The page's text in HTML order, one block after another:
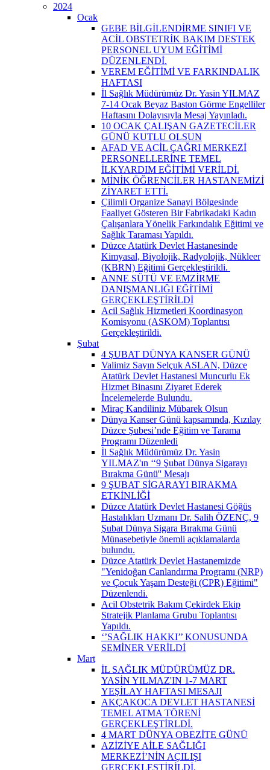
2024
Ocak
GEBE BİLGİLENDİRME SINIFI VE
ACİL OBSTETRİK BAKIM DESTEK
PERSONEL UYUM EĞİTİMİ
DÜZENLENDİ.
VEREM EĞİTİMİ VE FARKINDALIK
HAFTASI
İl Sağlık Müdürümüz Dr. Yasin YILMAZ
7-14 Ocak Beyaz Baston Görme Engelliler
Haftasını Dolayısıyla Mesaj Yayınladı.
10 OCAK ÇALIŞAN GAZETECİLER
GÜNÜ KUTLU OLSUN
AFAD VE ACİL ÇAĞRI MERKEZİ
PERSONELLERİNE TEMEL
İLKYARDIM EĞİTİMİ VERİLDİ.
MİNİK ÖĞRENCİLER HASTANEMİZİ
ZİYARET ETTİ.
Çilimli Organize Sanayi Bölgesinde
Faaliyet Gösteren Bir Fabrikadaki Kadın
Çalışanlara Yönelik Farkındalık Eğitimi ve
Sağlık Taraması Yapıldı.
Düzce Atatürk Devlet Hastanesinde
Kimyasal, Biyolojik, Radyolojik, Nükleer
(KBRN) Eğitimi Gerçekleştirildi. ​
ANNE SÜTÜ VE EMZİRME
DANIŞMANLIĞI EĞİTİMİ
GERÇEKLEŞTİRİLDİ
Acil Sağlık Hizmetleri Koordinasyon
Komisyonu (ASKOM) Toplantısı
Gerçekleştirildi.
Şubat
4 ŞUBAT DÜNYA KANSER GÜNÜ
Valimiz Sayın Selçuk ASLAN, Düzce
Atatürk Devlet Hastanesi Muncurlu Ek
Hizmet Binasını Ziyaret Ederek
İncelemelerde Bulundu.
Miraç Kandiliniz Mübarek Olsun
Dünya Kanser Günü kapsamında, Kızılay
Düzce Şubesi’nde Eğitim ve Tarama
Programı Düzenledi
İl Sağlık Müdürümüz Dr. Yasin
YILMAZ'ın ‘‘9 Şubat Dünya Sigarayı
Bırakma Günü'' Mesajı
9 ŞUBAT SİGARAYI BIRAKMA
ETKİNLİĞİ
Düzce Atatürk Devlet Hastanesi Göğüs
Hastalıkları Uzmanı Dr. Salih ÖZENÇ, 9
Şubat Dünya Sigara Bırakma Günü
Münasebetiyle önemli açıklamalarda
bulundu.
Düzce Atatürk Devlet Hastanemizde
"Yenidoğan Canlandırma Programı (NRP)
ve Çocuk Yaşam Desteği (CPR) Eğitimi"
Düzenlendi.
Acil Obstetrik Bakım Çekirdek Ekip
Stratejik Planlama Grubu Toplantısı
Yapıldı.
‘’SAĞLIK HAKKI’’ KONUSUNDA
SEMİNER VERİLDİ
Mart
İL SAĞLIK MÜDÜRÜMÜZ DR.
YASİN YILMAZ'IN 1-7 MART
YEŞİLAY HAFTASI MESAJI
AKÇAKOCA DEVLET HASTANESİ
TEMEL ATMA TÖRENİ
GERÇEKLEŞTİRLDİ.
4 MART DÜNYA OBEZİTE GÜNÜ
AZİZİYE AİLE SAĞLIĞI
MERKEZİ’NİN AÇILIŞI
GERÇEKLEŞTİRİLDİ.